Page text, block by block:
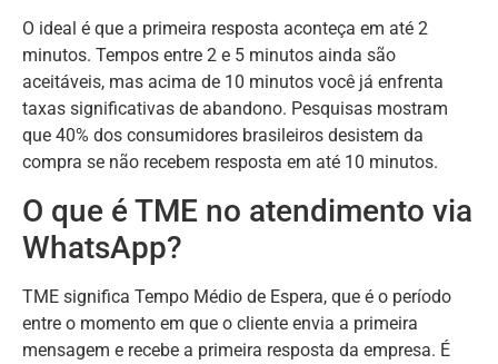
O ideal é que a primeira resposta aconteça em até 2
minutos. Tempos entre 2 e 5 minutos ainda são
aceitáveis, mas acima de 10 minutos você já enfrenta
taxas significativas de abandono. Pesquisas mostram
que 40% dos consumidores brasileiros desistem da
compra se não recebem resposta em até 10 minutos.
O que é TME no atendimento via
WhatsApp?
TME significa Tempo Médio de Espera, que é o período
entre o momento em que o cliente envia a primeira
mensagem e recebe a primeira resposta da empresa. É